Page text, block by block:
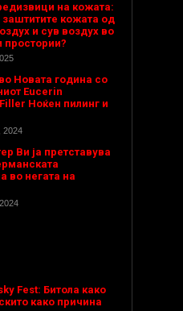
на кожата:
заштитите кожата од
и сув воздух во
простории?
Новата година со
Eucerin
Ноќен пилинг и
2024
Ви ја претставува
во негата на
Fest: Битола како
како причина